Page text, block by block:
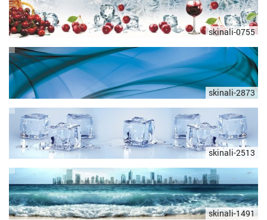
skinali-0755
skinali-2873
skinali-2513
skinali-1491